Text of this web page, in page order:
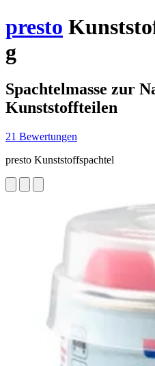
presto
g
Spachtelmasse zur
Kunststoffteilen
21 Bewertungen
presto Kunststoffspachtel